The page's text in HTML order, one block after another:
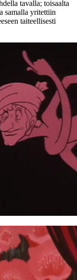
tavalla; toisaalta
samalla yritettiin
taiteellisesti